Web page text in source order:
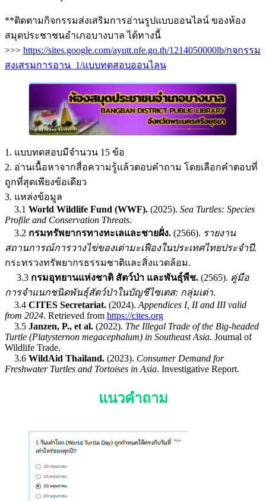
**ติดตามกิจกรรมส่งเสริมการอ่านรูปแบบออนไลน์ ของห้อง
สมุดประชาชนอำเภอบางบาล ได้ทางนี้
>>> https://sites.google.com/ayutt.nfe.go.th/1214050000lb/กจกรรม
สงเสรมการอาน_1/แบบทดสอบออนไลน
1. แบบทดสอบมีจำนวน 15 ข้อ
2. อ่านเนื้อหาจากสื่อความรู้แล้วตอบคำถาม โดยเลือกคำตอบที่
ถูกที่สุดเพียงข้อเดียว
3. แหล่งข้อมูล
3.1 World Wildlife Fund (WWF). (2025). Sea Turtles: Species
Profile and Conservation Threats.
3.2 กรมทรัพยากรทางทะเลและชายฝั่ง. (2566). รายงาน
สถานการณ์การวางไข่ของเต่ามะเฟืองในประเทศไทยประจำปี.
กระทรวงทรัพยากรธรรมชาติและสิ่งแวดล้อม.
3.3 กรมอุทยานแห่งชาติ สัตว์ป่า และพันธุ์พืช. (2565). คู่มือ
การจำแนกชนิดพันธุ์สัตว์ป่าในบัญชีไซเตส: กลุ่มเต่า.
3.4 CITES Secretariat. (2024).Appendices I, II and III valid
from 2024. Retrieved from https://cites.org
3.5 Janzen, P., et al. (2022). The Illegal Trade of the Big-headed
Turtle (Platysternon megacephalum) in Southeast Asia. Journal of
Wildlife Trade.
3.6 WildAid Thailand. (2023). Consumer Demand for
Freshwater Turtles and Tortoises in Asia. Investigative Report.
แนวคำถาม